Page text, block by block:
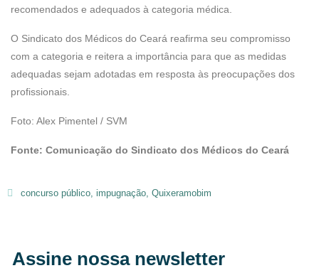
recomendados e adequados à categoria médica.
O Sindicato dos Médicos do Ceará reafirma seu compromisso
com a categoria e reitera a importância para que as medidas
adequadas sejam adotadas em resposta às preocupações dos
profissionais.
Foto: Alex Pimentel / SVM
Fonte: Comunicação do Sindicato dos Médicos do Ceará
concurso público, impugnação, Quixeramobim
Assine nossa newsletter